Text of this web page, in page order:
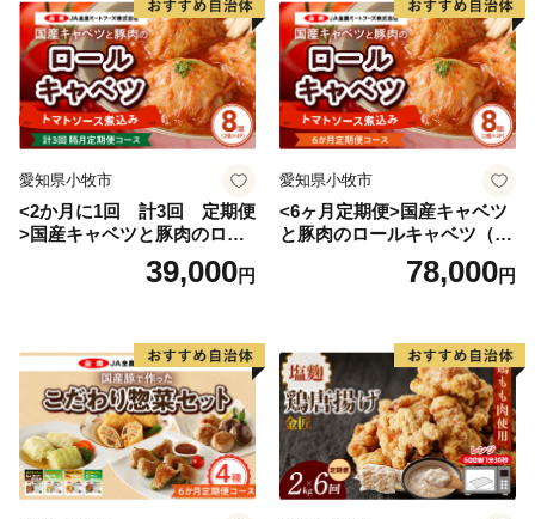
愛知県小牧市
<2か月に1回 計3回 定期便
>国産キャベツと豚肉のロー
ルキャベツ（4P入り）
39,000円
愛知県小牧市
<6ヶ月定期便>国産キャベツ
と豚肉のロールキャベツ（4P
78,000円